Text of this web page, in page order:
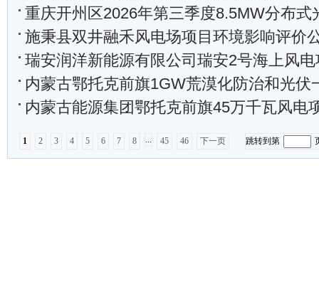
重庆开州区2026年第三季度8.5MW分布式
施秉县双井融禾风电场项目环境影响评价公众参与第
瑞安润洋新能源有限公司瑞安2号海上风电项目环
内蒙古鄂托克前旗1GW荒漠化防治和光伏一体化实验项目社会
内蒙古能源集团鄂托克前旗45万千瓦风电项目
1 2 3 4 5 6 7 8 ... 45 46 下一页 跳转到第